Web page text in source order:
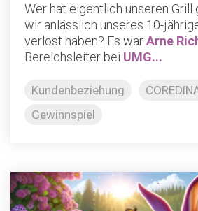
Wer hat eigentlich unseren Grill
wir anlässlich unseres 10-
verlost haben? Es warArne
Bereichsleiter bei UMG...
Kundenbeziehung
Gewinnspiel